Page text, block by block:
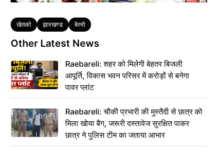
Tags
खेतको झारखण्ड बेरमो
Other Latest News
Raebareli: शहर को मिलेगी बेहतर बिजली
आपूर्ति, विकास भवन परिसर में करोड़ों से बनेगा
पावर प्लांट
Raebareli: चौकी प्रभारी की मुस्तैदी से छात्र को
मिला खोया बैग, जरूरी दस्तावेज सुरक्षित पाकर
छात्र ने पुलिस टीम का जताया आभार